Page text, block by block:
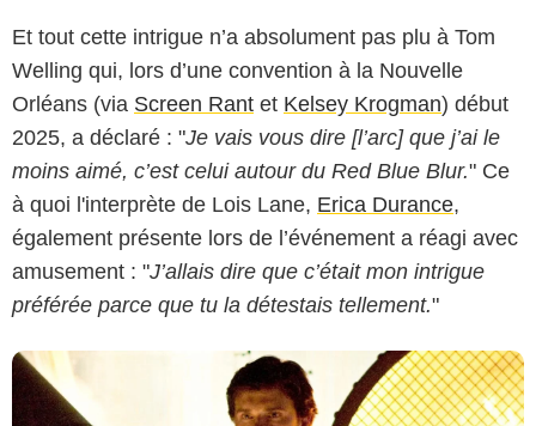
Et tout cette intrigue n’a absolument pas plu à Tom
Welling qui, lors d’une convention à la Nouvelle
Orléans (via Screen Rant et Kelsey Krogman) début
2025, a déclaré : "Je vais vous dire [l’arc] que j’ai le
moins aimé, c’est celui autour du Red Blue Blur." Ce
à quoi l'interprète de Lois Lane, Erica Durance,
également présente lors de l’événement a réagi avec
amusement : "J’allais dire que c’était mon intrigue
préférée parce que tu la détestais tellement."
The WB